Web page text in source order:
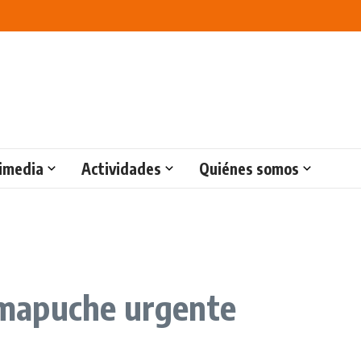
Actividades Quiénes somos
urgente